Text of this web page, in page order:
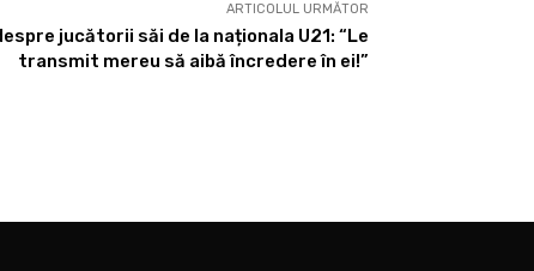
ARTICOLUL URMĂTOR
jucătorii săi de la naționala U21: “Le
transmit mereu să aibă încredere în ei!”